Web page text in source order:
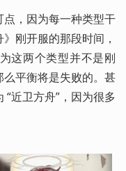
，因为每一种类型干
刚开服的那段时间，
这两个类型并不是刚
平衡将是失败的。甚
近卫方舟”，因为很多